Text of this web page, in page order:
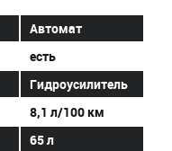
Автомат
есть
Гидроусилитель
8,1 л/100 км
65 л